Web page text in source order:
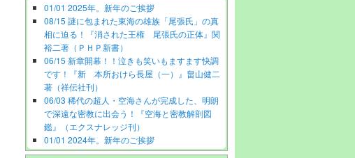
01/01 2025年。新年のご挨拶
08/15 謎に包まれた東海の雄族「尾張氏」の真
相に迫る！『消された王権 尾張氏の正体』関
裕二著（ＰＨＰ新書）
06/15 新章開幕！！泣きも笑いもますます快調
です！『新 本所おけら長屋（一）』畠山健二
著（祥伝社刊）
06/03 稀代の超人・空海さんが完成した、明朗
で深遠な密教に出会う！『空海と密教解剖図
鑑』（エクスナレッジ刊）
01/01 2024年。新年のご挨拶